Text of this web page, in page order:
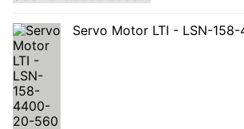
Servo Motor LTI - LSN-